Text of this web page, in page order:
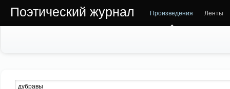
Поэтический журнал Произведения Ленты